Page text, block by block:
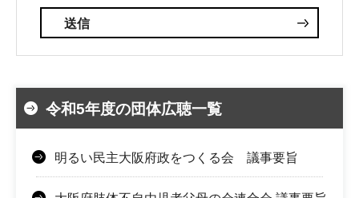
令和5年度の団体広聴一覧
明るい民主大阪府政をつくる会 議事要旨